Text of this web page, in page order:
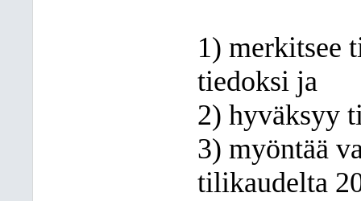
1) merkitsee
tiedoksi ja
2) hyväksyy
3) myöntää
tilikaudelta